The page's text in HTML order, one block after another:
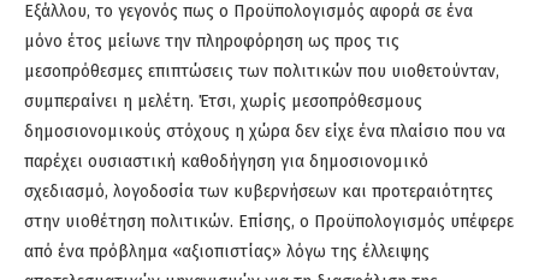
Εξάλλου, το γεγονός πως ο Προϋπολογισμός αφορά σε ένα
μόνο έτος μείωνε την πληροφόρηση ως προς τις
μεσοπρόθεσμες επιπτώσεις των πολιτικών που υιοθετούνταν,
συμπεραίνει η μελέτη. Έτσι, χωρίς μεσοπρόθεσμους
δημοσιονομικούς στόχους η χώρα δεν είχε ένα πλαίσιο που να
παρέχει ουσιαστική καθοδήγηση για δημοσιονομικό
σχεδιασμό, λογοδοσία των κυβερνήσεων και προτεραιότητες
στην υιοθέτηση πολιτικών. Επίσης, ο Προϋπολογισμός υπέφερε
από ένα πρόβλημα «αξιοπιστίας» λόγω της έλλειψης